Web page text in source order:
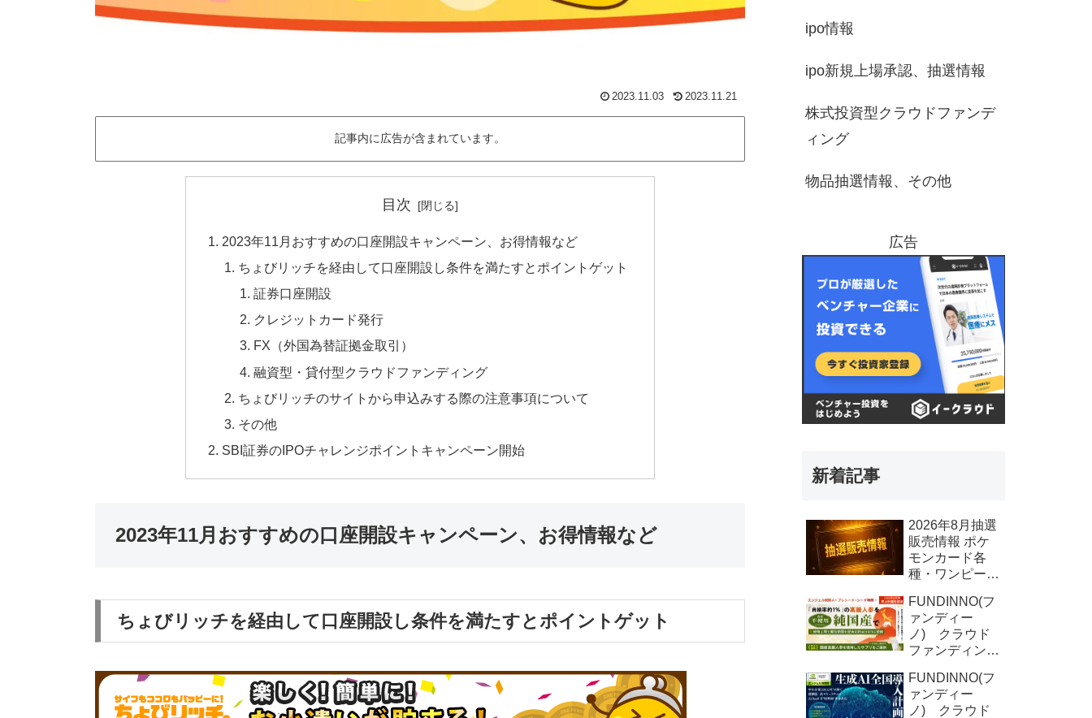
2023.11.03 2023.11.21
記事内に広告が含まれています。
目次
2023年11月おすすめの口座開設キャンペーン、お得情報など
ちょびリッチを経由して口座開設し条件を満たすとポイントゲット
証券口座開設
クレジットカード発行
FX（外国為替証拠金取引）
融資型・貸付型クラウドファンディング
ちょびリッチのサイトから申込みする際の注意事項について
その他
SBI証券のIPOチャレンジポイントキャンペーン開始
2023年11月おすすめの口座開設キャンペーン、お得情報など
ちょびリッチを経由して口座開設し条件を満たすとポイントゲット
ipo情報
ipo新規上場承認、抽選情報
株式投資型クラウドファンデ
ィング
物品抽選情報、その他
広告
新着記事
2026年8月抽選
販売情報 ポケ
モンカード各
種・ワンピース
の他
FUNDINNO(フ
ァンディー
ノ) クラウド
ファンディング
報 YD-
Plants (2回目)
FUNDINNO(フ
ァンディー
ノ) クラウド